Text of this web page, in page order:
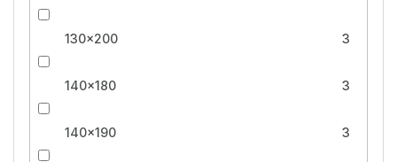
130x200 3
140x180 3
140x190 3